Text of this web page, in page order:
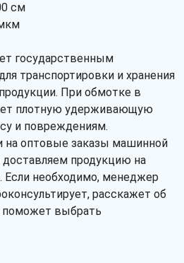
см
государственным
транспортировки и хранения
При обмотке в
плотную удерживающую
и повреждениям.
на оптовые заказы машинной
продукцию на
Если необходимо, менеджер
расскажет об
поможет выбрать